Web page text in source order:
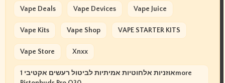
Vape Deals Vape Devices Vape Juice
Vape Kits Vape Shop VAPE STARTER KITS
Vape Store Xnxx
אוזניות אלחוטיות אמיתיות לביטול רעשים אקטיבי 1more